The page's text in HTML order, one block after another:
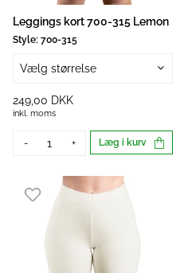
Leggings kort 700-315 Lemon
Style: 700-315
Vælg størrelse
249,00 DKK
inkl. moms
- + Læg i kurv